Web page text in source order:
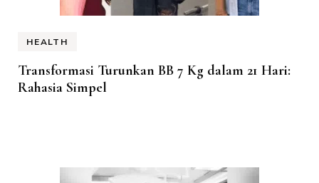
HEALTH
Transformasi Turunkan BB 7 Kg dalam 21 Hari:
Rahasia Simpel